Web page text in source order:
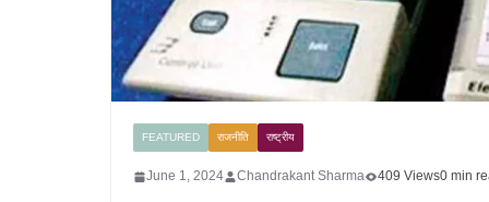
FEATURED राजनीति राष्ट्रीय
June 1, 2024 Chandrakant Sharma 409 Views0 min